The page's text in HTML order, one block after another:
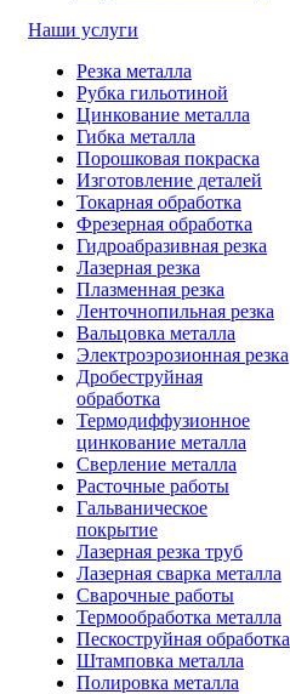
Наши услуги
Резка металла
Рубка гильотиной
Цинкование металла
Гибка металла
Порошковая покраска
Изготовление деталей
Токарная обработка
Фрезерная обработка
Гидроабразивная резка
Лазерная резка
Плазменная резка
Ленточнопильная резка
Вальцовка металла
Электроэрозионная резка
Дробеструйная
обработка
Термодиффузионное
цинкование металла
Сверление металла
Расточные работы
Гальваническое
покрытие
Лазерная резка труб
Лазерная сварка металла
Сварочные работы
Термообработка металла
Пескоструйная обработка
Штамповка металла
Полировка металла